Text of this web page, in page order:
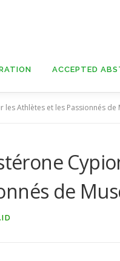
ACCEPTED
Athlètes et les Passionnés de
de